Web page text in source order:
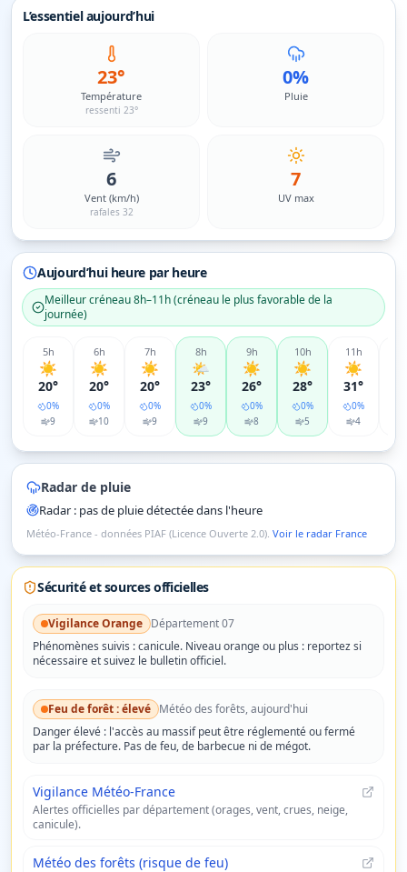
L’essentiel aujourd’hui
23°
Température
ressenti 23°
0%
Pluie
6
Vent (km/h)
rafales 32
7
UV max
Aujourd’hui heure par heure
Meilleur créneau8h–11h(créneau le plus favorable de la
journée)
5h
☀️
20°
0%
9
6h
☀️
20°
0%
10
7h
☀️
20°
0%
9
8h
🌤️
23°
0%
9
9h
☀️
26°
0%
8
10h
☀️
28°
0%
5
11 h
☀️
31°
0%
4
Radar de pluie
Radar : pas de pluie détectée dans l'heure
Météo-France - données PIAF (Licence Ouverte 2.0). Voir le radar France
Sécurité et sources officielles
VigilanceOrange Département07
Phénomènes suivis :canicule. Niveau orange ou plus : reportez si
nécessaire et suivez le bulletin officiel.
Feu de forêt :élevé Météo des forêts, aujourd'hui
Dangerélevé : l'accès au massif peut être réglementé ou fermé
par la préfecture. Pas de feu, de barbecue ni de mégot.
Vigilance Météo-France
Alertes officielles par département (orages, vent, crues, neige,
canicule).
Météo des forêts (risque de feu)